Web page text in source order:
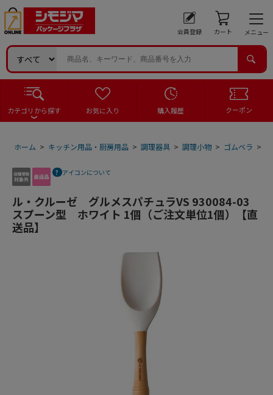
会員登録 カート メニュー
カテゴリから探す お気に入り 購入履歴 クーポン
ホーム > キッチン用品・厨房用品 > 調理器具 > 調理小物 > ゴムベラ >
アイコンについて
ル・クルーゼ グルメスパチュラVS 930084-03
スプーン型 ホワイト 1個（ご注文単位1個）【直
送品】